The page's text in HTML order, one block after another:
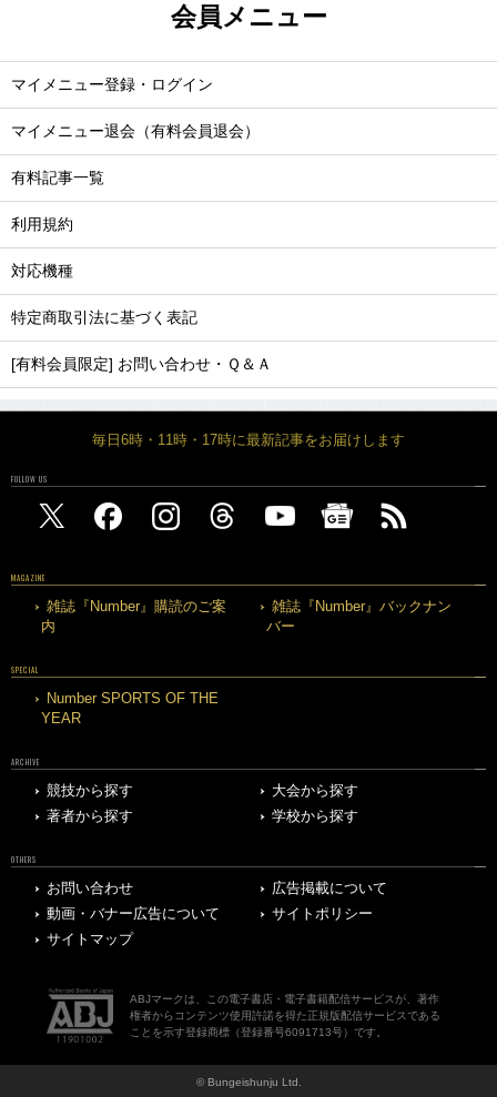
会員メニュー
マイメニュー登録・ログイン
マイメニュー退会（有料会員退会）
有料記事一覧
利用規約
対応機種
特定商取引法に基づく表記
[有料会員限定] お問い合わせ・Ｑ＆Ａ
毎日6時・11時・17時に最新記事をお届けします
FOLLOW US
MAGAZINE
雑誌『Number』購読のご案
内
雑誌『Number』バックナン
バー
SPECIAL
Number SPORTS OF THE
YEAR
ARCHIVE
競技から探す
大会から探す
著者から探す
学校から探す
OTHERS
お問い合わせ
広告掲載について
動画・バナー広告について
サイトポリシー
サイトマップ
ABJマークは、この電子書店・電子書籍配信サービスが、著作
権者からコンテンツ使用許諾を得た正規版配信サービスである
ことを示す登録商標（登録番号6091713号）です。
© Bungeishunju Ltd.